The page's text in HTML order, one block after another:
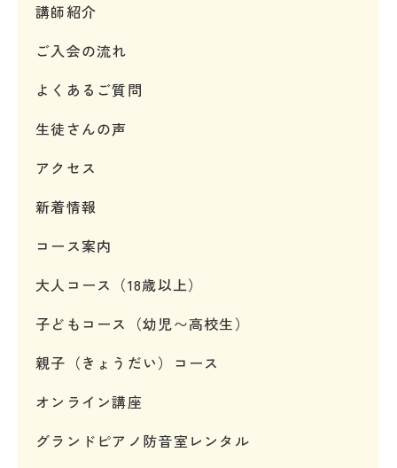
講師紹介
ご入会の流れ
よくあるご質問
生徒さんの声
アクセス
新着情報
コース案内
大人コース（18歳以上）
子どもコース（幼児〜高校生）
親子（きょうだい）コース
オンライン講座
グランドピアノ防音室レンタル